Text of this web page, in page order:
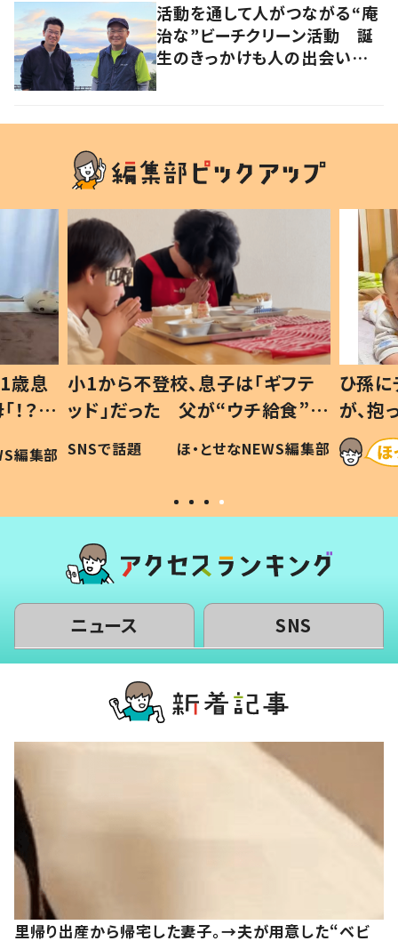
活動を通して人がつながる“庵
治な”ビーチクリーン活動 誕
生のきっかけも人の出会いだっ
フテ
食”を
編集部
ひ孫にデレデレな80歳じいじ
が、抱っこすると…ひ孫の反応に
「涙が出ました」「可愛くて仕方な
い」
ほ・とせなNEWS編集部
ニュース SNS
里帰り出産から帰宅した妻子。→夫が用意した“ベビ